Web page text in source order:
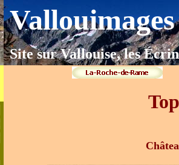
Vallouimages
Site sur Vallouise, les